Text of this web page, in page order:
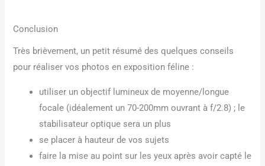
Conclusion
Très brièvement, un petit résumé des quelques conseils
pour réaliser vos photos en exposition féline :
utiliser un objectif lumineux de moyenne/longue
focale (idéalement un 70-200mm ouvrant à f/2.8) ; le
stabilisateur optique sera un plus
se placer à hauteur de vos sujets
faire la mise au point sur les yeux après avoir capté le